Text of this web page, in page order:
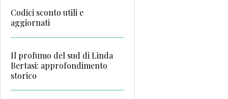
Codici sconto utili e
aggiornati
Il profumo del sud di Linda
Bertasi: approfondimento
storico